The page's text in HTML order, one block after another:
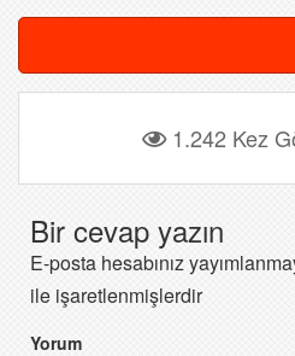
1.242 Kez
Bir cevap yazın
E-posta hesabınız
ile işaretlenmişlerdir
Yorum